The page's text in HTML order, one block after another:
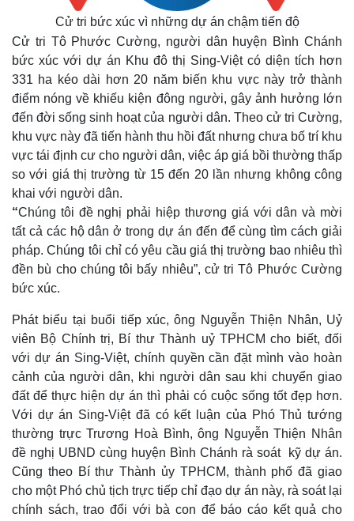
Thế giới
Quan sát
Cuộc sống đó đây
Hồ sơ
Multimedia
Video
Ảnh
Cử tri bức xúc vì những dự án chậm tiến độ
Cử tri Tô Phước Cường, người dân huyện Bình Chánh
bức xúc với dự án Khu đô thị Sing-Việt có diện tích hơn
331 ha kéo dài hơn 20 năm biến khu vực này trở thành
điểm nóng về khiếu kiện đông người, gây ảnh hưởng lớn
đến đời sống sinh hoạt của người dân. Theo cử tri Cường,
khu vực này đã tiến hành thu hồi đất nhưng chưa bố trí khu
vực tái định cư cho người dân, việc áp giá bồi thường thấp
so với giá thị trường từ 15 đến 20 lần nhưng không công
khai với người dân.
“Chúng tôi đề nghị phải hiệp thương giá với dân và mời
tất cả các hộ dân ở trong dự án đến để cùng tìm cách giải
pháp. Chúng tôi chỉ có yêu cầu giá thị trường bao nhiêu thì
đền bù cho chúng tôi bấy nhiêu”, cử tri Tô Phước Cường
bức xúc.
Phát biểu tại buổi tiếp xúc, ông Nguyễn Thiện Nhân, Uỷ
viên Bộ Chính trị, Bí thư Thành uỷ TPHCM cho biết, đối
với dự án Sing-Việt, chính quyền cần đặt mình vào hoàn
cảnh của người dân, khi người dân sau khi chuyển giao
đất để thực hiện dự án thì phải có cuộc sống tốt đẹp hơn.
Với dự án Sing-Việt đã có kết luận của Phó Thủ tướng
thường trực Trương Hoà Bình, ông Nguyễn Thiện Nhân
đề nghị UBND cùng huyện Bình Chánh rà soát kỹ dự án.
Cũng theo Bí thư Thành ủy TPHCM, thành phố đã giao
cho một Phó chủ tịch trực tiếp chỉ đạo dự án này, rà soát lại
chính sách, trao đổi với bà con để báo cáo kết quả cho